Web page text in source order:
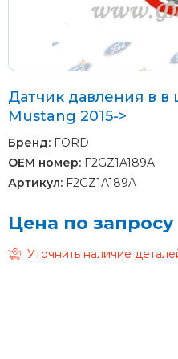
Датчик давления в в
Mustang 2015->
Бренд: FORD
OEM номер: F2GZ1A189A
Артикул: F2GZ1A189A
Цена по запросу
Уточнить наличие